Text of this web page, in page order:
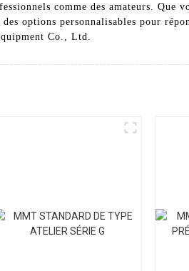
comme des amateurs. Que
options personnalisables pour
Co., Ltd.